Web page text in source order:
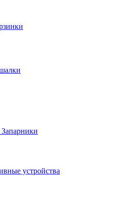
Запарники
устройства